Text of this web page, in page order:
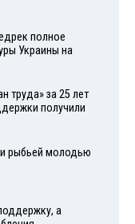
полное
Украины на
труда» за 25 лет
получили
рыбьей молодью
а